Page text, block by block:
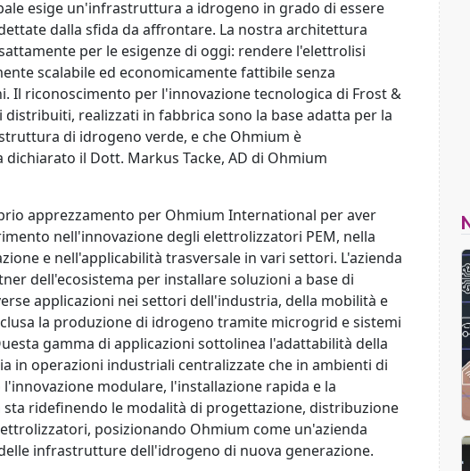
esige un'infrastruttura a idrogeno in grado di essere
dalla sfida da affrontare. La nostra architettura
per le esigenze di oggi: rendere l'elettrolisi
scalabile ed economicamente fattibile senza
Il riconoscimento per l'innovazione tecnologica di Frost &
distribuiti, realizzati in fabbrica sono la base adatta per la
di idrogeno verde, e che Ohmium è
dichiarato il Dott. Markus Tacke, AD di Ohmium
apprezzamento per Ohmium International per aver
nell'innovazione degli elettrolizzatori PEM, nella
e nell'applicabilità trasversale in vari settori. L'azienda
dell'ecosistema per installare soluzioni a base di
applicazioni nei settori dell'industria, della mobilità e
la produzione di idrogeno tramite microgrid e sistemi
gamma di applicazioni sottolinea l'adattabilità della
in operazioni industriali centralizzate che in ambienti di
modulare, l'installazione rapida e la
sta ridefinendo le modalità di progettazione, distribuzione
posizionando Ohmium come un'azienda
infrastrutture dell'idrogeno di nuova generazione.